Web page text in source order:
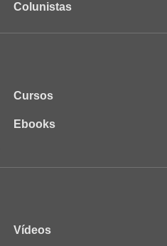
Colunistas
Cursos
Ebooks
Vídeos